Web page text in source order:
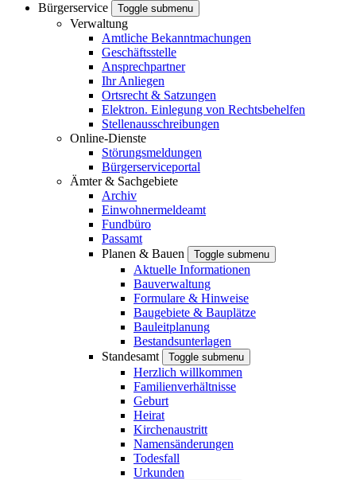
Bürgerservice
Toggle submenu
Verwaltung
Amtliche Bekanntmachungen
Geschäftsstelle
Ansprechpartner
Ihr Anliegen
Ortsrecht & Satzungen
Elektron. Einlegung von Rechtsbehelfen
Stellenausschreibungen
Online-Dienste
Störungsmeldungen
Bürgerserviceportal
Ämter & Sachgebiete
Archiv
Einwohnermeldeamt
Fundbüro
Passamt
Planen & Bauen
Toggle submenu
Aktuelle Informationen
Bauverwaltung
Formulare & Hinweise
Baugebiete & Bauplätze
Bauleitplanung
Bestandsunterlagen
Standesamt
Toggle submenu
Herzlich willkommen
Familienverhältnisse
Geburt
Heirat
Kirchenaustritt
Namensänderungen
Todesfall
Urkunden